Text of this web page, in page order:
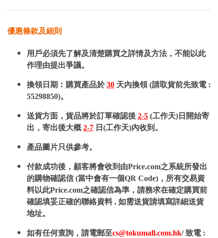
優惠條款及細則
用戶必須先了解及清楚購買之詳情及方法，不能以此
作理由提出爭議。
換領日期︰購買產品於30 天內換領 (請取貨前先致電 :
55298850)。
送貨方面，貨品將於訂單確認後 2-5 (工作天)日開始寄
出，寄出後大概2-7 日(工作天)內收到。
產品圖片只供參考。
付款成功後，顧客將會收到由Price.com之系統所發出
的購物確認信 (當中會有一個QR Code)，所有交易資
料以此Price.com之確認信為準，請務求在確定購買前
確認填妥正確的聯絡資料 , 如需送貨請填寫詳細送貨
地址。
如有任何查詢，請電郵至cs@tokumall.com.hk/ 致電 :